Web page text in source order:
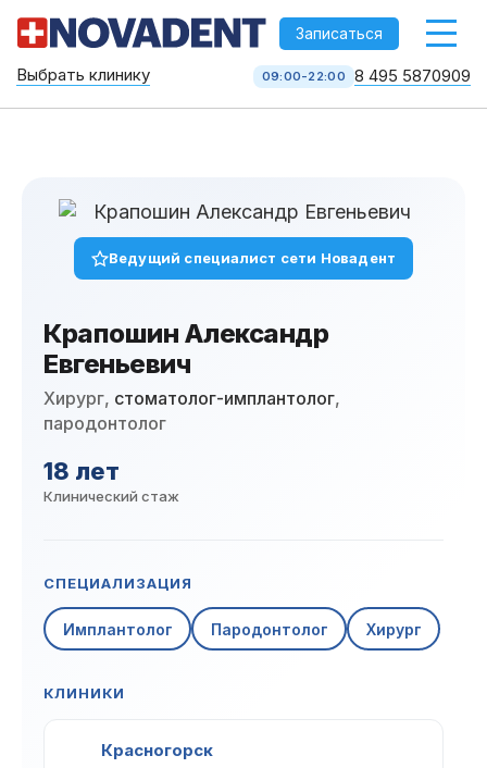
-->
Записаться
Услуги
Петровско-
Разумовская
Центр доктора
Красногорск
Цены
Работы
Выбрать клинику 09:00-22:00 8 495 5870909
Ведущий специалист сети Новадент
Крапошин Александр
Евгеньевич
Хирург, стоматолог-имплантолог,
пародонтолог
18 лет
Клинический стаж
СПЕЦИАЛИЗАЦИЯ
Имплантолог Пародонтолог Хирург
КЛИНИКИ
Красногорск